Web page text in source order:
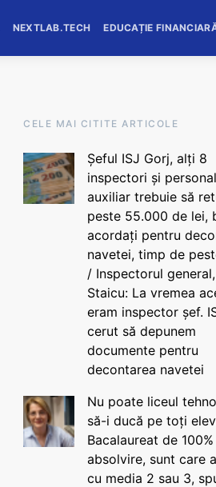
NEXTLAB.TECH EDUCAȚIE
CELE MAI CITITE ARTICOLE
Șeful ISJ Gorj, alți 8
inspectori și personal
auxiliar trebuie să
peste 55.000 de lei,
acordați pentru
navetei, timp de
/ Inspectorul
Staicu: La vremea
eram inspector șef.
cerut să depunem
documente pentru
decontarea navetei
Nu poate liceul
să-i ducă pe toți
Bacalaureat de 100%
absolvire, sunt care
cu media 2 sau 3,